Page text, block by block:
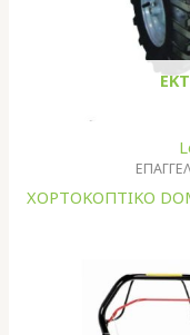
XΟΡΤΟΚΟΠΤΙΚΟ